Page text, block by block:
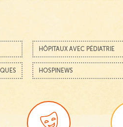
HÔPITAUX AVEC PÉDIATRIE
HOSPINEWS